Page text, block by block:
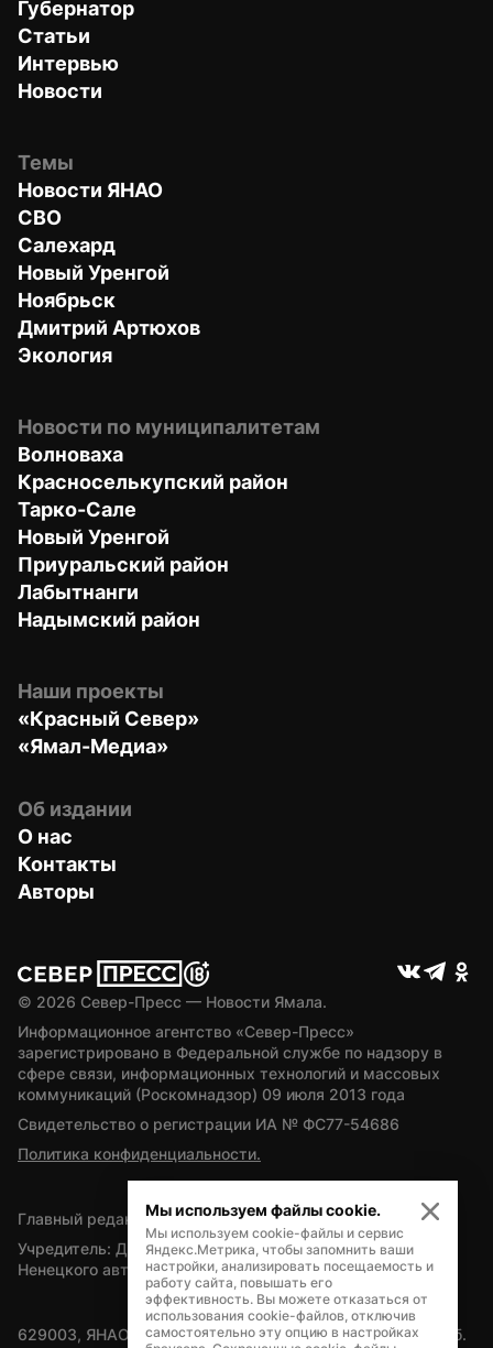
Губернатор
Статьи
Интервью
Новости
Темы
Новости ЯНАО
СВО
Салехард
Новый Уренгой
Ноябрьск
Дмитрий Артюхов
Экология
Новости по муниципалитетам
Волноваха
Красноселькупский район
Тарко-Сале
Новый Уренгой
Приуральский район
Лабытнанги
Надымский район
Наши проекты
«Красный Север»
«Ямал-Медиа»
Об издании
О нас
Контакты
Авторы
© 2026 Север-Пресс — Новости Ямала.
Информационное агентство «Север-Пресс»
зарегистрировано в Федеральной службе по надзору в
сфере связи, информационных технологий и массовых
коммуникаций (Роскомнадзор) 09 июля 2013 года
Свидетельство о регистрации ИА № ФС77-54686
Политика конфиденциальности.
Главный редактор — А.Л. Поздеев
Учредитель: Департамент внутренней политики Ямало-
Ненецкого автономного округа
629003, ЯНАО, Салехард, мкр. Богдана Кнунянца, д.1, каб.
Мы используем файлы cookie.
Мы используем cookie-файлы и сервис
Яндекс.Метрика, чтобы запомнить ваши
настройки, анализировать посещаемость и
работу сайта, повышать его
эффективность. Вы можете отказаться от
использования cookie-файлов, отключив
самостоятельно эту опцию в настройках